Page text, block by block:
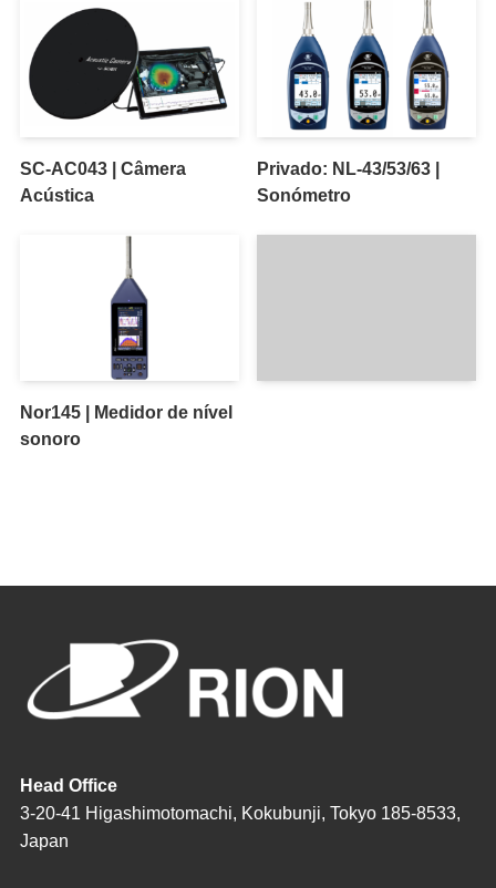
SC-AC043 | Câmera
Acústica
Privado: NL-43/53/63 |
Sonómetro
Nor145 | Medidor de nível
sonoro
Head Office
3-20-41 Higashimotomachi, Kokubunji, Tokyo 185-8533,
Japan